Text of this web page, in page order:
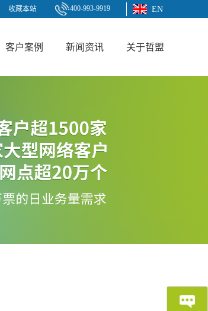
400-993-9919 EN
收藏本站
客户案例 新闻资讯 关于哲盟